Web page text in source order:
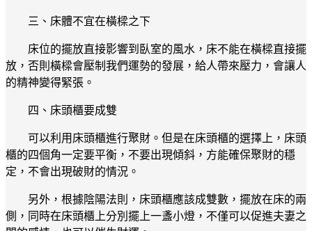
三、床體不宜在橫樑之下
床位的擺放直接影響到臥室的風水，床不能在橫樑直接擺
放，否則橫樑會壓制我們運勢的發展，給人帶來壓力，會讓人
的精神變得緊張。
四、床頭櫃要成雙
可以利用床頭櫃進行聚財。但是在床頭櫃的選擇上，床頭
櫃的四個角一定要平衡，不要出現傾斜，方能確保聚財的穩
定，不會出現破財的情況。
另外，根據陰陽法則，床頭櫃應該成雙數，擺放在床的兩
側，同時在床頭櫃上分別擺上一盞小燈，不僅可以促進夫妻之